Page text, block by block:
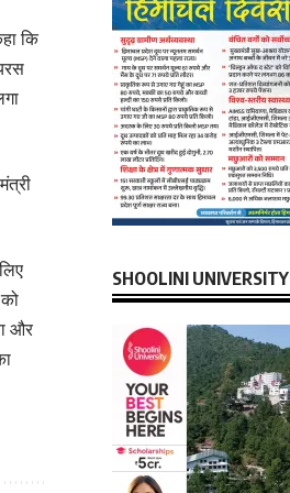
कि
और
SHOOLINI UNIVERSITY